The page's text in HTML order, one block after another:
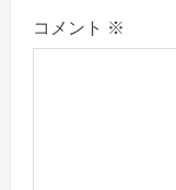
g
コメント ※